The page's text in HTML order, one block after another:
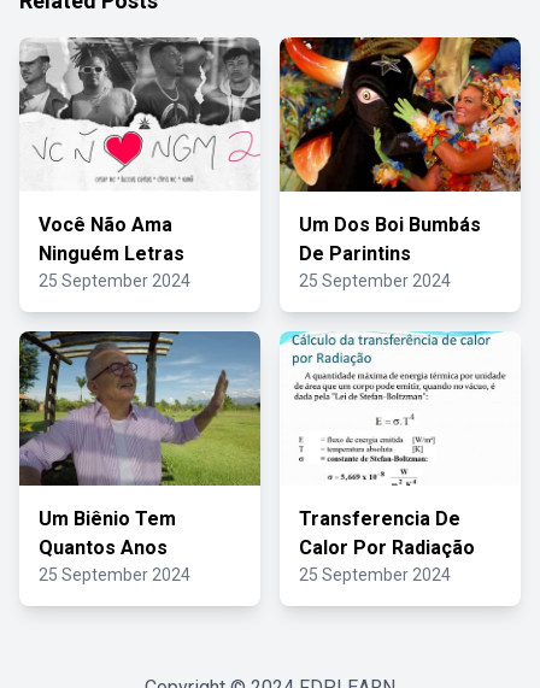
Você Não Ama
Ninguém Letras
25 September 2024
Um Dos Boi Bumbás
De Parintins
25 September 2024
Um Biênio Tem
Quantos Anos
25 September 2024
Transferencia De
Calor Por Radiação
25 September 2024